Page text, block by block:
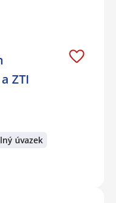
ZTI
úvazek